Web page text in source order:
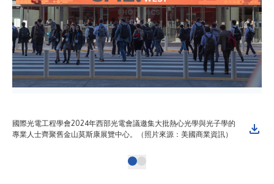
國際光電工程學會2024年西部光電會議邀集大批熱心光學與光子學的
專業人士齊聚舊金山莫斯康展覽中心。（照片來源：美國商業資訊）